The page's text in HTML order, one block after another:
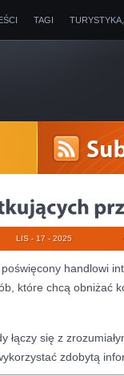
TAGI
LIS - 17 - 2025
handlowi
które chcą obniżać
się z
zdobytą